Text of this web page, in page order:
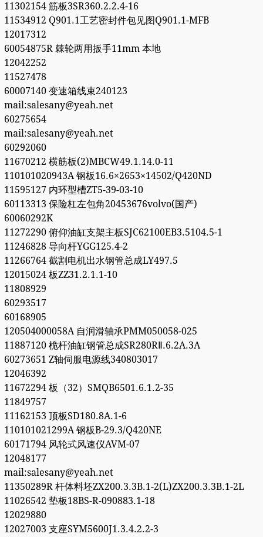
11302154 筋板3SR360.2.2.4-16
11534912 Q901.1工艺密封件包见图Q901.1-MFB
12017312
60054875R 棘轮两用扳手11mm 本地
12042252
11527478
60007140 变速箱线束240123
mail:salesany@yeah.net
60275654
mail:salesany@yeah.net
60292060
11670212 横筋板(2)MBCW49.1.14.0-11
110101020943A 钢板16.6×2653×14502/Q420ND
11595127 内环型槽ZT5-39-03-10
60113313 保险杠左包角20453676volvo(国产)
60060292K
11272290 俯仰油缸支架主板SJC62100EB3.5104.5-1
11246828 导向杆YGG125.4-2
11266764 截割电机出水钢管总成LY497.5
12015024 板ZZ31.2.1.1-10
11808929
60293517
60168905
120504000058A 自润滑轴承PMM050058-025
11887120 桅杆油缸钢管总成SR280RⅡ.6.2A.3A
60273651 Z轴伺服电源线340803017
12046392
11672294 板（32）SMQB6501.6.1.2-35
11849757
11162153 顶板SD180.8A.1-6
110101021299A 钢板B-29.3/Q420NE
60171794 风轮式风速仪AVM-07
12048177
mail:salesany@yeah.net
11350289R 杆体料坯ZX200.3.3B.1-2(L)ZX200.3.3B.1-2L
11026542 垫板18BS-R-090883.1-18
12029880
12027003 支座SYM5600J1.3.4.2.2-3